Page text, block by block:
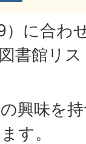
に合わ
書館リ
興味を
す。